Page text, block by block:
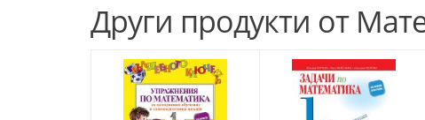
Други продукти от